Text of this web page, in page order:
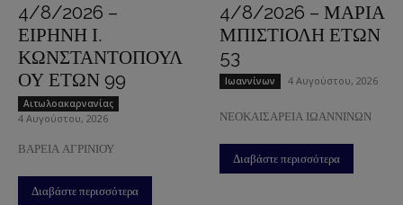
4/8/2026 –
ΕΙΡΗΝΗ Ι.
ΚΩΝΣΤΑΝΤΟΠΟΥΛ
ΟΥ ΕΤΩΝ 99
Aιτωλοακαρνανίας
4 Αυγούστου, 2026
ΒΑΡΕΙΑ ΑΓΡΙΝΙΟΥ
Διαβάστε περισσότερα
4/8/2026 – ΜΑΡΙΑ
ΜΠΙΣΤΙΟΛΗ ΕΤΩΝ
53
Ιωαννίνων 4 Αυγούστου, 2026
ΝΕΟΚΑΙΣΑΡΕΙΑ ΙΩΑΝΝΙΝΩΝ
Διαβάστε περισσότερα